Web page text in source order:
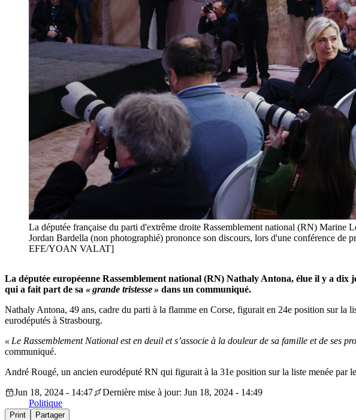
La députée française du parti d'extrême droite Rassemblement national (RN) Marine
Jordan Bardella (non photographié) prononce son discours, lors d'une conférence
EFE/YOAN VALAT]
La députée européenne Rassemblement national (RN) Nathaly Antona, élue il y a
qui a fait part de sa « grande tristesse » dans un communiqué.
Nathaly Antona, 49 ans, cadre du parti à la flamme en Corse, figurait en 24e position sur la
eurodéputés à Strasbourg.
« Le Rassemblement National est en deuil et s’associe à la douleur de sa famille et de ses
communiqué.
André Rougé, un ancien eurodéputé RN qui figurait à la 31e position sur la liste menée
Jun 18, 2024 - 14:47
Dernière mise à jour: Jun 18, 2024 - 14:49
Politique
Print Partager